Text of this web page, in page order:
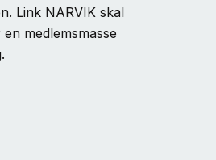
Link NARVIK skal
medlemsmasse